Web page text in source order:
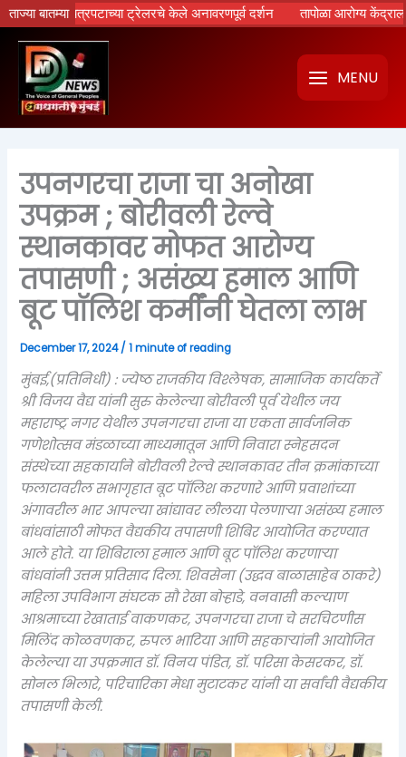
ताज्या बातम्या
चित्रपटाच्या ट्रेलरचे केले अनावरणपूर्व दर्शन तापोळा आरोग्य केंद्राला
Skip
to
content
MENU
उपनगरचा राजा चा अनोखा
उपक्रम ; बोरीवली रेल्वे
स्थानकावर मोफत आरोग्य
तपासणी ; असंख्य हमाल आणि
बूट पॉलिश कर्मींनी घेतला लाभ
December 17, 2024/1 minute of reading
मुंबई,(प्रतिनिधी) : ज्येष्ठ राजकीय विश्लेषक, सामाजिक कार्यकर्ते
श्री विजय वैद्य यांनी सुरु केलेल्या बोरीवली पूर्व येथील जय
महाराष्ट्र नगर येथील उपनगरचा राजा या एकता सार्वजनिक
गणेशोत्सव मंडळाच्या माध्यमातून आणि निवारा स्नेहसदन
संस्थेच्या सहकार्याने बोरीवली रेल्वे स्थानकावर तीन क्रमांकाच्या
फलाटावरील सभागृहात बूट पॉलिश करणारे आणि प्रवाशांच्या
अंगावरील भार आपल्या खांद्यावर लीलया पेलणाऱ्या असंख्य हमाल
बांधवांसाठी मोफत वैद्यकीय तपासणी शिबिर आयोजित करण्यात
आले होते. या शिबिराला हमाल आणि बूट पॉलिश करणाऱ्या
बांधवांनी उत्तम प्रतिसाद दिला. शिवसेना (उद्धव बाळासाहेब ठाकरे)
महिला उपविभाग संघटक सौ रेखा बोऱ्हाडे, वनवासी कल्याण
आश्रमाच्या रेखाताई वाकणकर, उपनगरचा राजा चे सरचिटणीस
मिलिंद कोळवणकर, रुपल भाटिया आणि सहकाऱ्यांनी आयोजित
केलेल्या या उपक्रमात डॉ. विनय पंडित, डॉ. परिसा केसरकर, डॉ.
सोनल भिलारे, परिचारिका मेधा मुटाटकर यांनी या सर्वांची वैद्यकीय
तपासणी केली.